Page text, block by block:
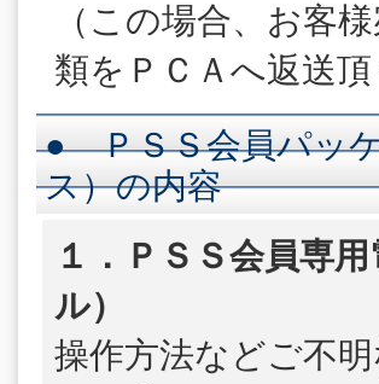
（この場合、お客
類をＰＣＡへ返送
● ＰＳＳ会員パッ
ス）の内容
１．ＰＳＳ会員専
ル）
操作方法などご不